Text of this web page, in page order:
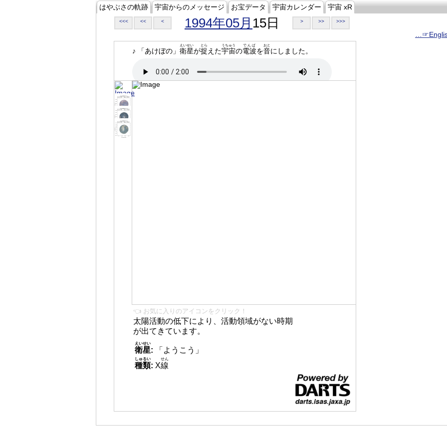
はやぶさの軌跡 宇宙からのメッセージ お宝データ 宇宙カレンダー 宇宙 xR
<<< << < 1994年05月 15日 > >> >>>
♪ 「あけぼの」 衛星
えいせい
が捉
とら
えた宇宙
うちゅう
の電波
でんぱ
を音
おと
にしました。
👈 お気に入りのアイコンをクリック！
太陽活動の低下により、活動領域がない時期
が出てきています。
衛星
えいせい
:
「ようこう」
種類
しゅるい
: X線
せん